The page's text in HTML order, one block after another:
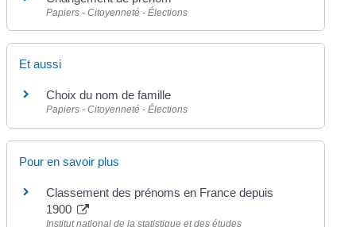
Papiers - Citoyenneté - Élections
Et aussi
Choix du nom de famille
Papiers - Citoyenneté - Élections
Pour en savoir plus
Classement des prénoms en France depuis
1900
Institut national de la statistique et des études